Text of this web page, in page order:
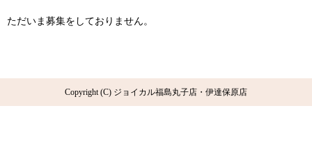
ただいま募集をしておりません。
Copyright (C) ジョイカル福島丸子店・伊達保原店